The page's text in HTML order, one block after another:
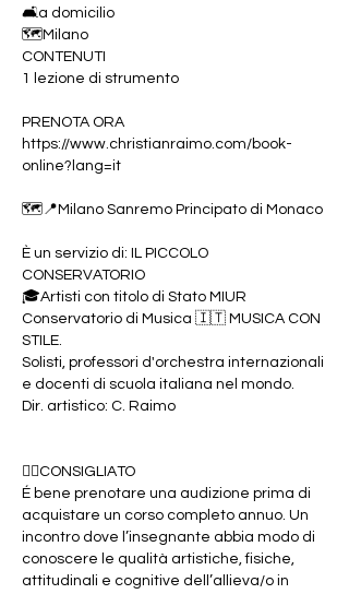
🛋️a domicilio
🗺️Milano
CONTENUTI
1 lezione di strumento
PRENOTA ORA
https://www.christianraimo.com/book-
online?lang=it
🗺️📍Milano Sanremo Principato di Monaco
È un servizio di: IL PICCOLO
CONSERVATORIO
🎓Artisti con titolo di Stato MIUR
Conservatorio di Musica 🇮🇹 MUSICA CON
STILE.
Solisti, professori d'orchestra internazionali
e docenti di scuola italiana nel mondo.
Dir. artistico: C. Raimo
👉🏻CONSIGLIATO
É bene prenotare una audizione prima di
acquistare un corso completo annuo. Un
incontro dove l’insegnante abbia modo di
conoscere le qualità artistiche, fisiche,
attitudinali e cognitive dell’allieva/o in